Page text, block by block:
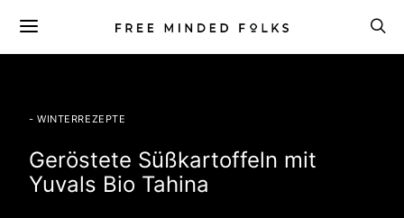
- WINTERREZEPTE
Geröstete Süßkartoffeln mit
Yuvals Bio Tahina